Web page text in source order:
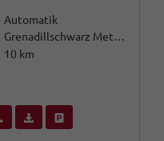
Automatik
Grenadillschwarz Metallic
10 km
Wir rufen Sie anFahrzeugexposé (PDF)